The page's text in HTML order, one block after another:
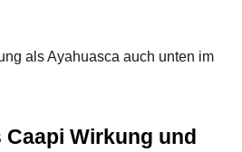
als Ayahuasca auch unten im
Wirkung und